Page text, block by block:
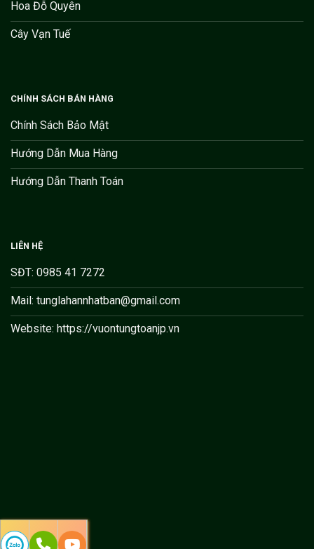
Hoa Đỗ Quyên
Cây Vạn Tuế
CHÍNH SÁCH BÁN HÀNG
Chính Sách Bảo Mật
Hướng Dẫn Mua Hàng
Hướng Dẫn Thanh Toán
LIÊN HỆ
SĐT: 0985 41 7272
Mail: tunglahannhatban@gmail.com
Website: https://vuontungtoanjp.vn